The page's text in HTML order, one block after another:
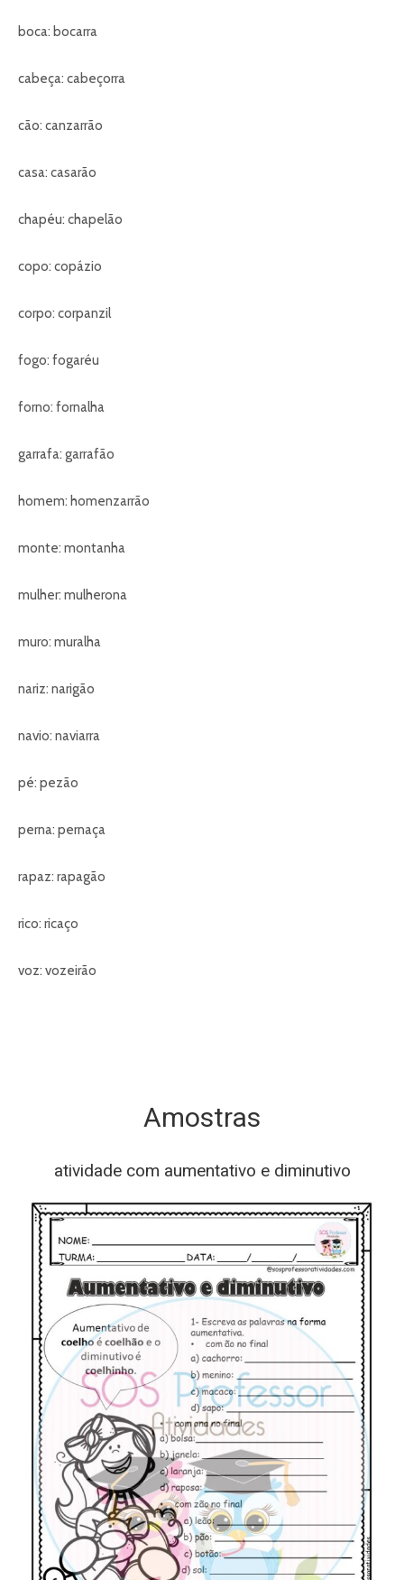
boca: bocarra
cabeça: cabeçorra
cão: canzarrão
casa: casarão
chapéu: chapelão
copo: copázio
corpo: corpanzil
fogo: fogaréu
forno: fornalha
garrafa: garrafão
homem: homenzarrão
monte: montanha
mulher: mulherona
muro: muralha
nariz: narigão
navio: naviarra
pé: pezão
perna: pernaça
rapaz: rapagão
rico: ricaço
voz: vozeirão
Amostras
atividade com aumentativo e diminutivo